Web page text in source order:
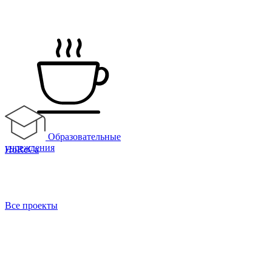
HoReCa
Образовательные
учреждения
Все проекты